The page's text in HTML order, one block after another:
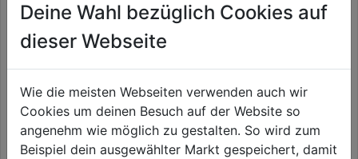
A2 m. Dichtscheibe
0.0
von
6,29€
A2 DIN912
0.0 (0)
0.0
von
5
6,29€
Deine Wahl bezüglich Cookies auf
dieser Webseite
Wie die meisten Webseiten verwenden auch wir
Cookies um deinen Besuch auf der Website so
angenehm wie möglich zu gestalten. So wird zum
Beispiel dein ausgewählter Markt gespeichert, damit